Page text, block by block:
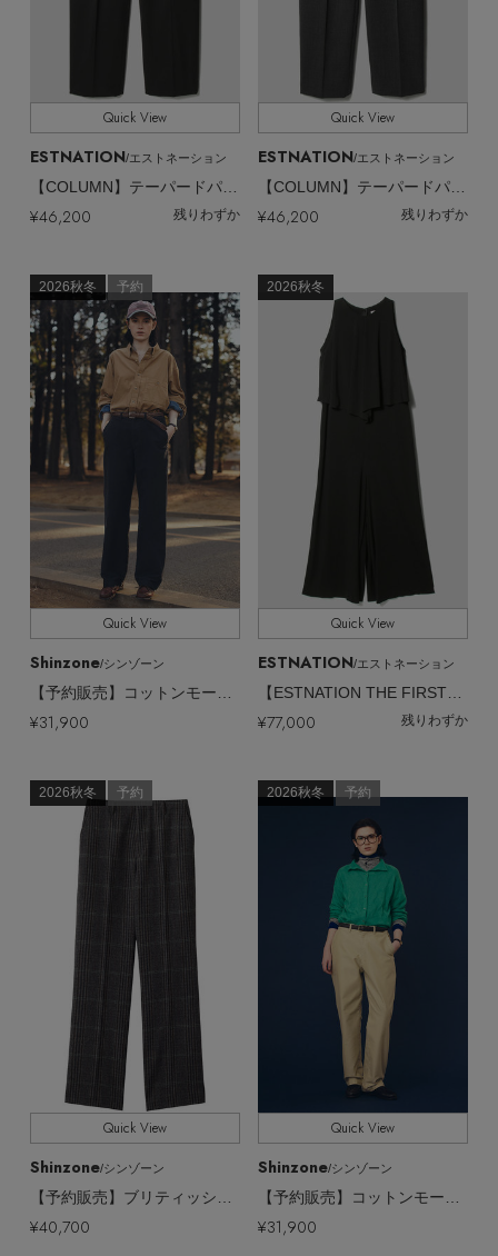
Quick View
ESTNATION/エストネーション
【COLUMN】テーパードパンツ
¥46,200 残りわずか
Quick View
ESTNATION/エストネーション
【COLUMN】テーパードパンツ
¥46,200 残りわずか
2026秋冬
Quick View
ESTNATION/エストネーション
【ESTNATION THE FIRST】ドライポンチ オールインワン
¥77,000 残りわずか
2026秋冬 予約
Quick View
Shinzone/シンゾーン
¥31,900
2026秋冬 予約
Quick View
Shinzone/シンゾーン
【予約販売】コットンモールスキンストレートパンツ
¥31,900
2026秋冬 予約
Quick View
Shinzone/シンゾーン
【予約販売】ブリティッシュウールチェックスラックス
¥40,700